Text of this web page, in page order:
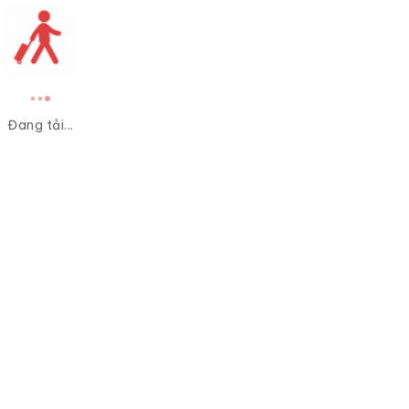
Đang tải...